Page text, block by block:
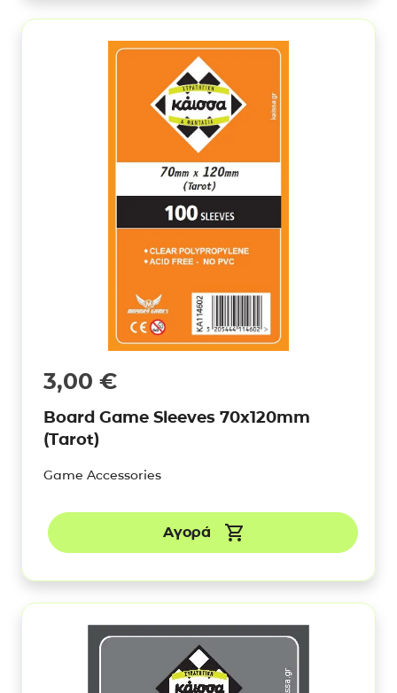
3,00 €
Board Game Sleeves 70x120mm
(Tarot)
Game Accessories
Αγορά